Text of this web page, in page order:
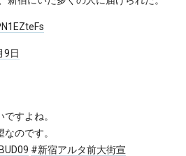
9日
すよね。
のです。
#新宿アルタ前大街宣